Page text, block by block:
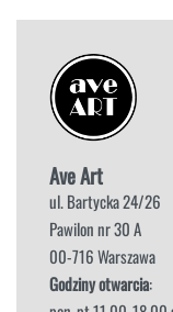
Ave Art
ul. Bartycka 24/26
Pawilon nr 30 A
00-716 Warszawa
Godziny otwarcia: